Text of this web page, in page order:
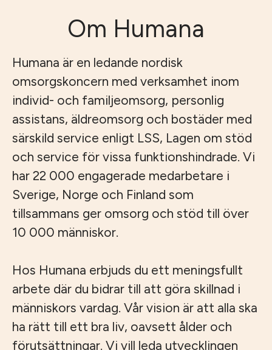
Om Humana
Humana är en ledande nordisk
omsorgskoncern med verksamhet inom
individ- och familjeomsorg, personlig
assistans, äldreomsorg och bostäder med
särskild service enligt LSS, Lagen om stöd
och service för vissa funktionshindrade. Vi
har 22 000 engagerade medarbetare i
Sverige, Norge och Finland som
tillsammans ger omsorg och stöd till över
10 000 människor.
Hos Humana erbjuds du ett meningsfullt
arbete där du bidrar till att göra skillnad i
människors vardag. Vår vision är att alla ska
ha rätt till ett bra liv, oavsett ålder och
förutsättningar. Vi vill leda utvecklingen